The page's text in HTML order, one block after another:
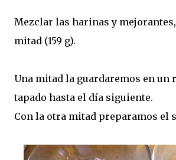
Mezclar las harinas y
mitad (159 g).
Una mitad la guardaremos en un
tapado hasta el día siguiente.
Con la otra mitad preparamos el